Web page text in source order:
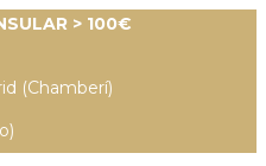
> 100€
(Chamberí)